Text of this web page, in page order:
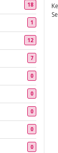
18
1
12
7
0
0
0
0
0